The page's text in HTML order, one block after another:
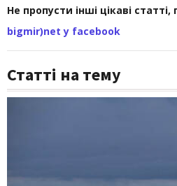
Не пропусти інші цікаві
bigmir)net у facebook
Статті на тему